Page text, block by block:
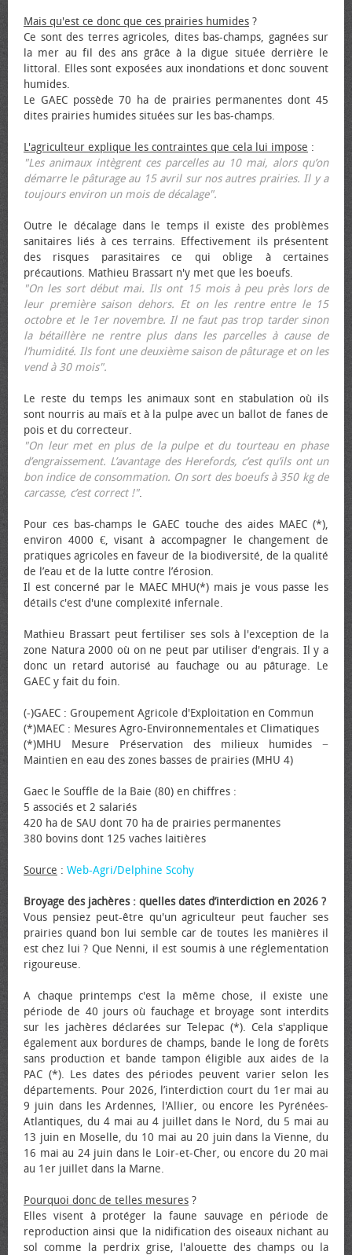
Mais qu'est ce donc que ces prairies humides ?
Ce sont des terres agricoles, dites bas-champs, gagnées sur
la mer au fil des ans grâce à la digue située derrière le
littoral. Elles sont exposées aux inondations et donc souvent
humides.
Le GAEC possède 70 ha de prairies permanentes dont 45
dites prairies humides situées sur les bas-champs.
L'agriculteur explique les contraintes que cela lui impose :
"Les animaux intègrent ces parcelles au 10 mai, alors qu’on
démarre le pâturage au 15 avril sur nos autres prairies. Il y a
toujours environ un mois de décalage".
Outre le décalage dans le temps il existe des problèmes
sanitaires liés à ces terrains. Effectivement ils présentent
des risques parasitaires ce qui oblige à certaines
précautions. Mathieu Brassart n'y met que les bœufs.
"On les sort début mai. Ils ont 15 mois à peu près lors de
leur première saison dehors. Et on les rentre entre le 15
octobre et le 1er novembre. Il ne faut pas trop tarder sinon
la bétaillère ne rentre plus dans les parcelles à cause de
l’humidité. Ils font une deuxième saison de pâturage et on les
vend à 30 mois".
Le reste du temps les animaux sont en stabulation où ils
sont nourris au maïs et à la pulpe avec un ballot de fanes de
pois et du correcteur.
"On leur met en plus de la pulpe et du tourteau en phase
d’engraissement. L’avantage des Herefords, c’est qu’ils ont un
bon indice de consommation. On sort des bœufs à 350 kg de
carcasse, c’est correct !".
Pour ces bas-champs le GAEC touche des aides MAEC (*),
environ 4000 €, visant à accompagner le changement de
pratiques agricoles en faveur de la biodiversité, de la qualité
de l’eau et de la lutte contre l’érosion.
Il est concerné par le MAEC MHU(*) mais je vous passe les
détails c'est d'une complexité infernale.
Mathieu Brassart peut fertiliser ses sols à l'exception de la
zone Natura 2000 où on ne peut par utiliser d'engrais. Il y a
donc un retard autorisé au fauchage ou au pâturage. Le
GAEC y fait du foin.
(-)GAEC : Groupement Agricole d'Exploitation en Commun
(*)MAEC : Mesures Agro-Environnementales et Climatiques
(*)MHU Mesure Préservation des milieux humides −
Maintien en eau des zones basses de prairies (MHU 4)
Gaec le Souffle de la Baie (80) en chiffres :
5 associés et 2 salariés
420 ha de SAU dont 70 ha de prairies permanentes
380 bovins dont 125 vaches laitières
Source : Web-Agri/Delphine Scohy
Broyage des jachères : quelles dates d’interdiction en 2026 ?
Vous pensiez peut-être qu'un agriculteur peut faucher ses
prairies quand bon lui semble car de toutes les manières il
est chez lui ? Que Nenni, il est soumis à une réglementation
rigoureuse.
A chaque printemps c'est la même chose, il existe une
période de 40 jours où fauchage et broyage sont interdits
sur les jachères déclarées sur Telepac (*). Cela s'applique
également aux bordures de champs, bande le long de forêts
sans production et bande tampon éligible aux aides de la
PAC (*). Les dates des périodes peuvent varier selon les
départements. Pour 2026, l’interdiction court du 1er mai au
9 juin dans les Ardennes, l'Allier, ou encore les Pyrénées-
Atlantiques, du 4 mai au 4 juillet dans le Nord, du 5 mai au
13 juin en Moselle, du 10 mai au 20 juin dans la Vienne, du
16 mai au 24 juin dans le Loir-et-Cher, ou encore du 20 mai
au 1er juillet dans la Marne.
Pourquoi donc de telles mesures ?
Elles visent à protéger la faune sauvage en période de
reproduction ainsi que la nidification des oiseaux nichant au
sol comme la perdrix grise, l'alouette des champs ou la